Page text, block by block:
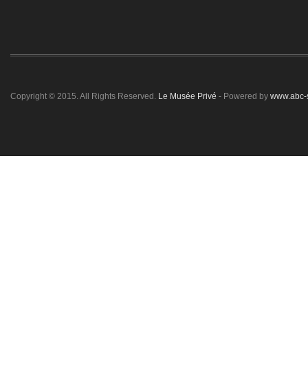
Copyright © 2015. All Rights Reserved. Le Musée Privé - Powered by